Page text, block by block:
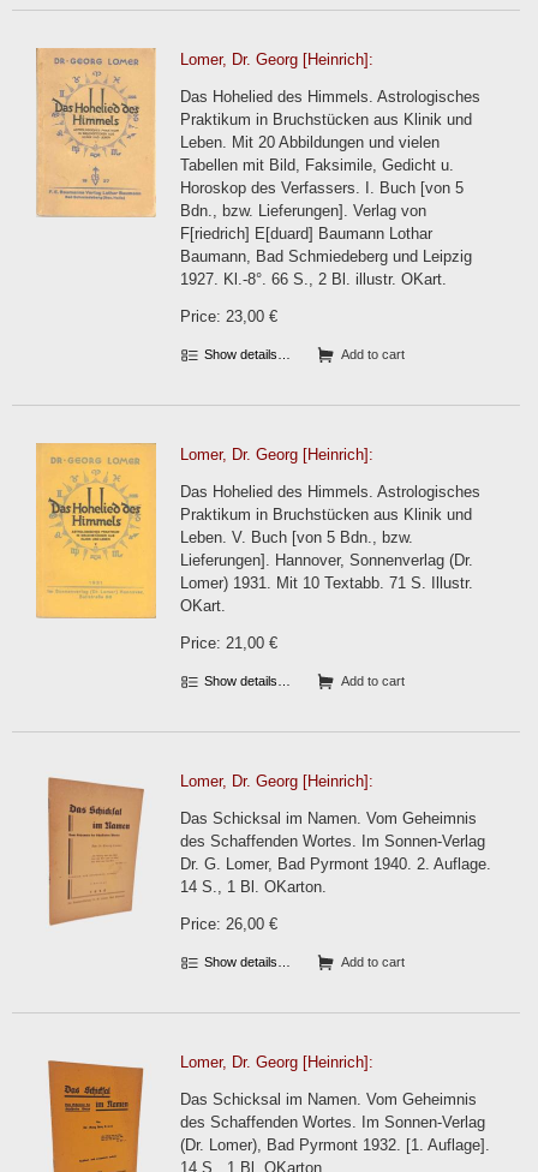
Lomer, Dr. Georg [Heinrich]:
Das Hohelied des Himmels. Astrologisches
Praktikum in Bruchstücken aus Klinik und
Leben. Mit 20 Abbildungen und vielen
Tabellen mit Bild, Faksimile, Gedicht u.
Horoskop des Verfassers. I. Buch [von 5
Bdn., bzw. Lieferungen]. Verlag von
F[riedrich] E[duard] Baumann Lothar
Baumann, Bad Schmiedeberg und Leipzig
1927. Kl.-8°. 66 S., 2 Bl. illustr. OKart.
Price: 23,00 €
Show details… Add to cart
Lomer, Dr. Georg [Heinrich]:
Das Hohelied des Himmels. Astrologisches
Praktikum in Bruchstücken aus Klinik und
Leben. V. Buch [von 5 Bdn., bzw.
Lieferungen]. Hannover, Sonnenverlag (Dr.
Lomer) 1931. Mit 10 Textabb. 71 S. Illustr.
OKart.
Price: 21,00 €
Show details… Add to cart
Lomer, Dr. Georg [Heinrich]:
Das Schicksal im Namen. Vom Geheimnis
des Schaffenden Wortes. Im Sonnen-Verlag
Dr. G. Lomer, Bad Pyrmont 1940. 2. Auflage.
14 S., 1 Bl. OKarton.
Price: 26,00 €
Show details… Add to cart
Lomer, Dr. Georg [Heinrich]:
Das Schicksal im Namen. Vom Geheimnis
des Schaffenden Wortes. Im Sonnen-Verlag
(Dr. Lomer), Bad Pyrmont 1932. [1. Auflage].
14 S., 1 Bl. OKarton.